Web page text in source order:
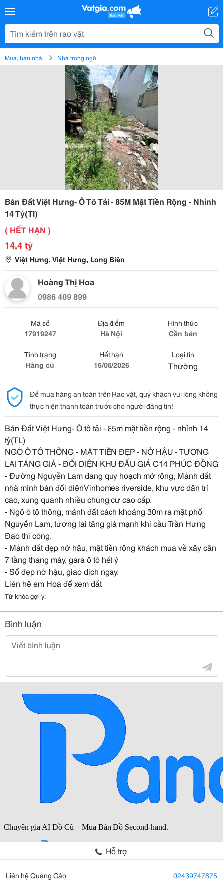
Mua, bán nhà Nhà trong ngõ
Bán Đất Việt Hưng- Ô Tô Tải - 85M Mặt Tiền Rộng - Nhỉnh
14 Tỷ(Tl)
( HẾT HẠN )
14,4 tỷ
Việt Hưng, Việt Hưng, Long Biên
Hoàng Thị Hoa
0986 409 899
Mã số
17919247
Địa điểm
Hà Nội
Hình thức
Cần bán
Tình trạng
Hàng cũ
Hết hạn
16/06/2026
Loại tin
Thường
Để mua hàng an toàn trên Rao vặt, quý khách vui lòng không
thực hiện thanh toán trước cho người đăng tin!
Bán Đất Việt Hưng- Ô tô tải - 85m mặt tiền rộng - nhỉnh 14
tỷ(TL)
NGÕ Ô TÔ THÔNG - MẶT TIỀN ĐẸP - NỞ HẬU - TƯƠNG
LAI TĂNG GIÁ - ĐỐI DIỆN KHU ĐẤU GIÁ C14 PHÚC ĐỒNG
- Đường Nguyễn Lam đang quy hoạch mở rộng, Mảnh đất
nhà mình bán đối diệnVinhomes riverside, khu vực dân trí
cao, xung quanh nhiều chung cư cao cấp.
- Ngõ ô tô thông, mảnh đất cách khoảng 30m ra mặt phố
Nguyễn Lam, tương lai tăng giá mạnh khi cầu Trần Hưng
Đạo thi công.
- Mảnh đất đẹp nở hậu, mặt tiền rộng khách mua về xây căn
7 tầng thang máy, gara ô tô hết ý
- Sổ đẹp nở hậu, giao dịch ngay.
Liên hệ em Hoa để xem đất
Từ khóa gợi ý:
Bình luận
Hỗ trợ
Liên hệ Quảng Cáo 02439747875